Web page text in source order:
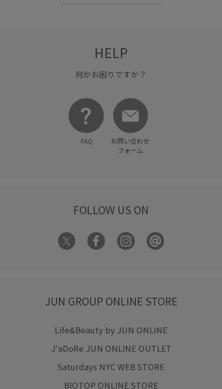
HELP
何かお困りですか？
FAQ
お問い合わせ
フォーム
FOLLOW US ON
JUN GROUP ONLINE STORE
Life&Beauty by JUN ONLINE
J'aDoRe JUN ONLINE OUTLET
Saturdays NYC WEB STORE
BIOTOP ONLINE STORE